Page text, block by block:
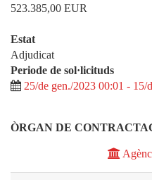
523.385,00 EUR
Estat
Adjudicat
Periode de sol·licituds
25/de gen./2023 00:01 - 15/
ÒRGAN DE